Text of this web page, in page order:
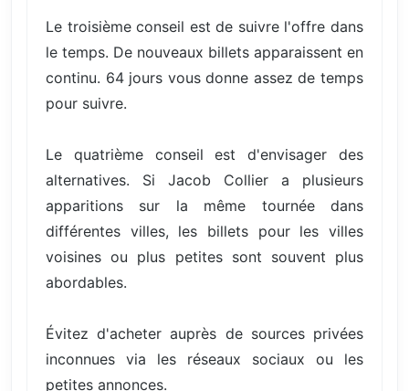
Le troisième conseil est de suivre l'offre dans
le temps. De nouveaux billets apparaissent en
continu. 64 jours vous donne assez de temps
pour suivre.
Le quatrième conseil est d'envisager des
alternatives. Si Jacob Collier a plusieurs
apparitions sur la même tournée dans
différentes villes, les billets pour les villes
voisines ou plus petites sont souvent plus
abordables.
Évitez d'acheter auprès de sources privées
inconnues via les réseaux sociaux ou les
petites annonces.